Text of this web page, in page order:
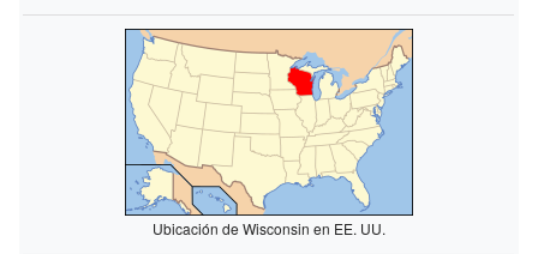
Ubicación de Wisconsin en EE. UU.